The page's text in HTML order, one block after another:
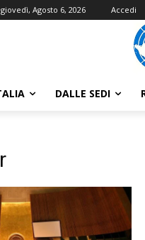
giovedì, Agosto 6, 2026 Accedi
DALLE SEDI